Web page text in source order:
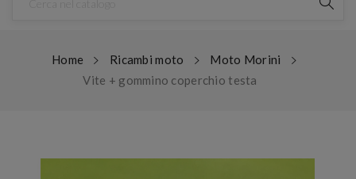
Home Ricambi moto
Moto Morini
Vite + gommino coperchio testa